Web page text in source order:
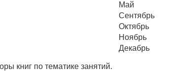
Май
Сентябрь
Октябрь
Ноябрь
Декабрь
книг по тематике занятий.